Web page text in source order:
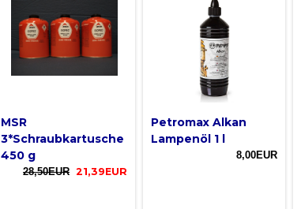
MSR
3*Schraubkartusche
450 g
28,50EUR 21,39EUR
Petromax Alkan
Lampenöl 1 l
8,00EUR